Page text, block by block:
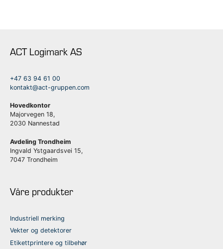
ACT Logimark AS
+47 63 94 61 00
kontakt@act-gruppen.com
Hovedkontor
Majorvegen 18,
2030 Nannestad
Avdeling Trondheim
Ingvald Ystgaardsvei 15,
7047 Trondheim
Våre produkter
Industriell merking
Vekter og detektorer
Etikettprintere og tilbehør